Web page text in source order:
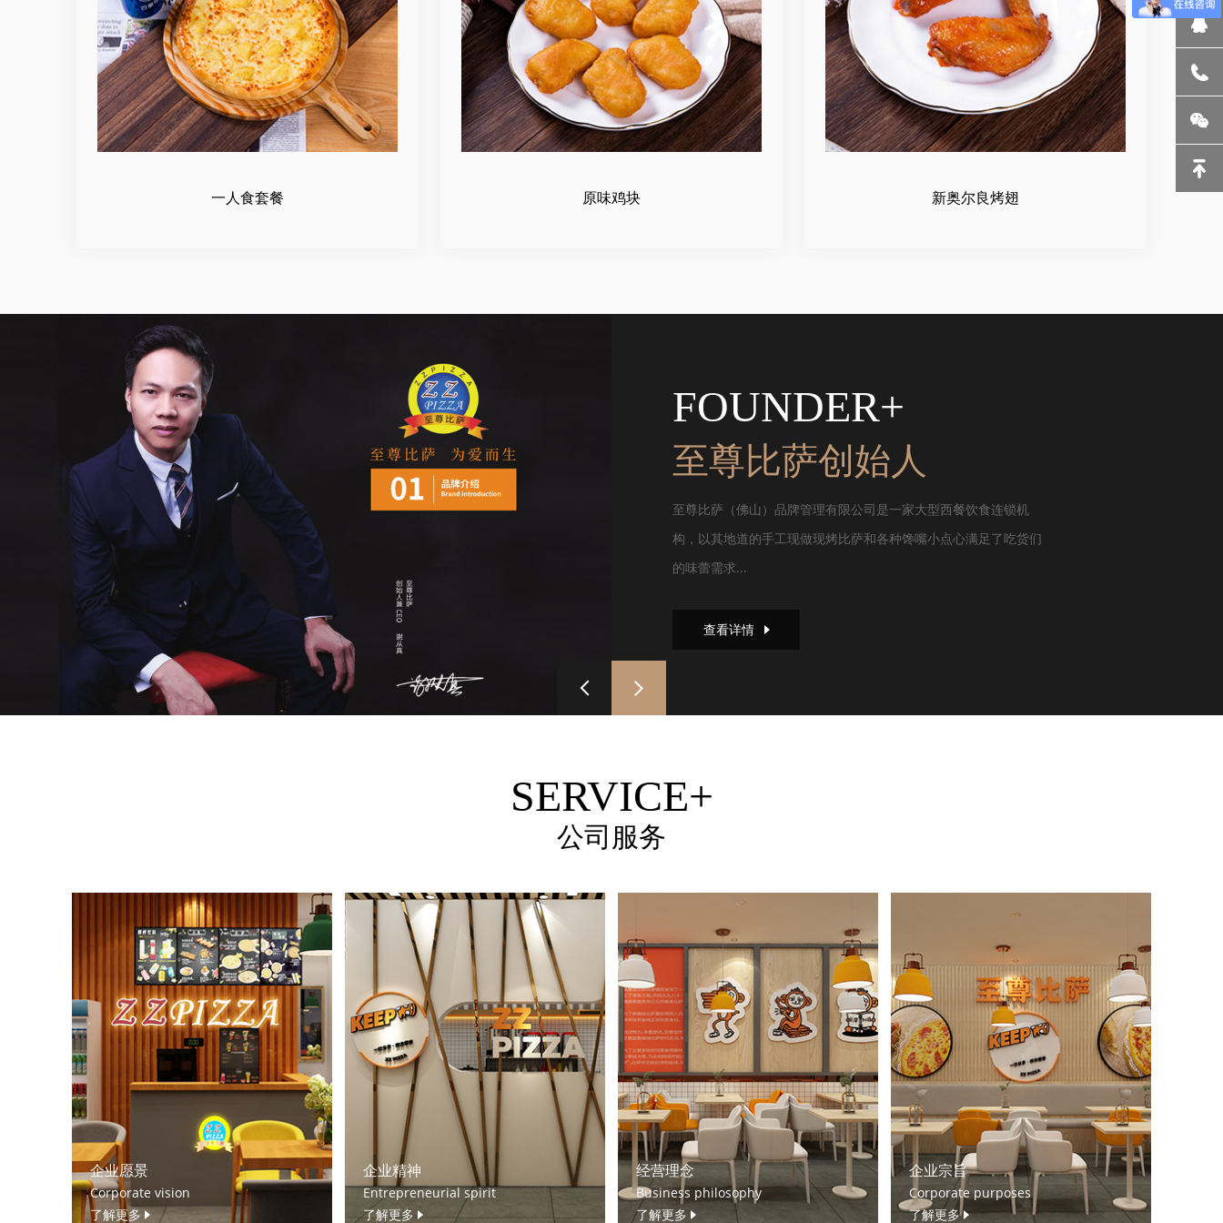
一人食套餐 原味鸡块 新奥尔良烤翅
FOUNDER+
至尊比萨创始人
至尊比萨（佛山）品牌管理有限公司是一家大型西餐饮食连锁机
构，以其地道的手工现做现烤比萨和各种馋嘴小点心满足了吃货们
的味蕾需求...
查看详情
SERVICE+
公司服务
企业愿景
Corporate vision
了解更多
企业精神
Entrepreneurial spirit
了解更多
经营理念
Business philosophy
了解更多
企业宗旨
Corporate purposes
了解更多